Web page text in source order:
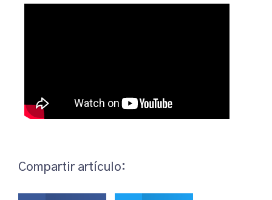
Compartir artículo: